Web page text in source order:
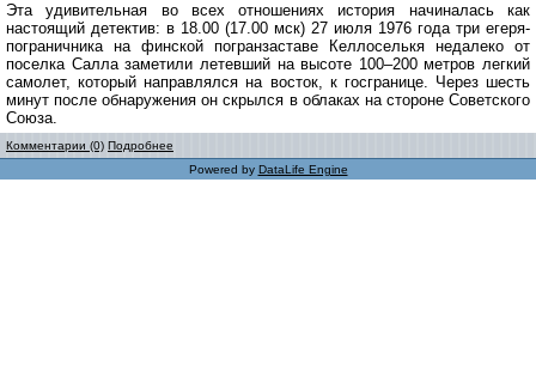
Эта удивительная во всех отношениях история начиналась как
настоящий детектив: в 18.00 (17.00 мск) 27 июля 1976 года три егеря-
пограничника на финской погранзаставе Келлоселькя недалеко от
поселка Салла заметили летевший на высоте 100–200 метров легкий
самолет, который направлялся на восток, к госгранице. Через шесть
минут после обнаружения он скрылся в облаках на стороне Советского
Союза.
Комментарии (0) Подробнее
Powered by DataLife Engine